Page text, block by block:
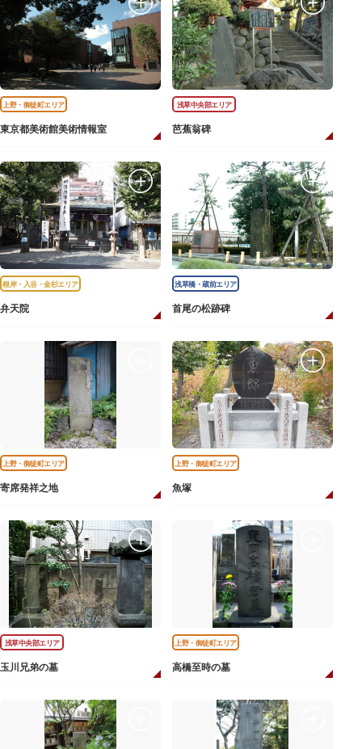
上野・御徒町エリア
東京都美術館美術情報室
浅草中央部エリア
芭蕉翁碑
根岸・入谷・金杉エリア
弁天院
浅草橋・蔵前エリア
首尾の松跡碑
上野・御徒町エリア
寄席発祥之地
上野・御徒町エリア
魚塚
浅草中央部エリア
玉川兄弟の墓
上野・御徒町エリア
高橋至時の墓